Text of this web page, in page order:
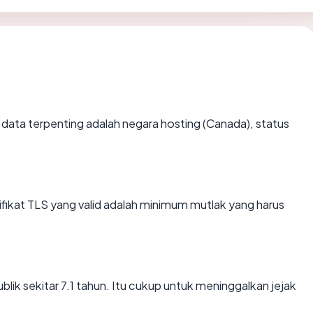
terpenting adalah negara hosting (Canada), status
TLS yang valid adalah minimum mutlak yang harus
sekitar 7.1 tahun. Itu cukup untuk meninggalkan jejak